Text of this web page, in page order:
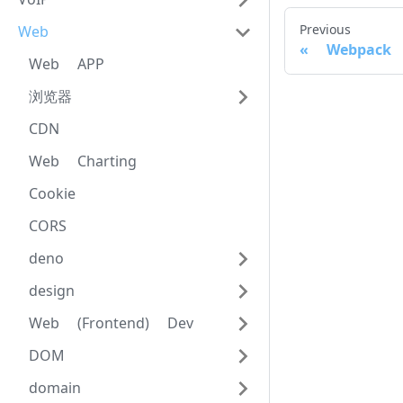
Web
Web APP
浏览器
CDN
Web Charting
Cookie
CORS
deno
design
Web (Frontend) Dev
DOM
domain
Previous
Webpack